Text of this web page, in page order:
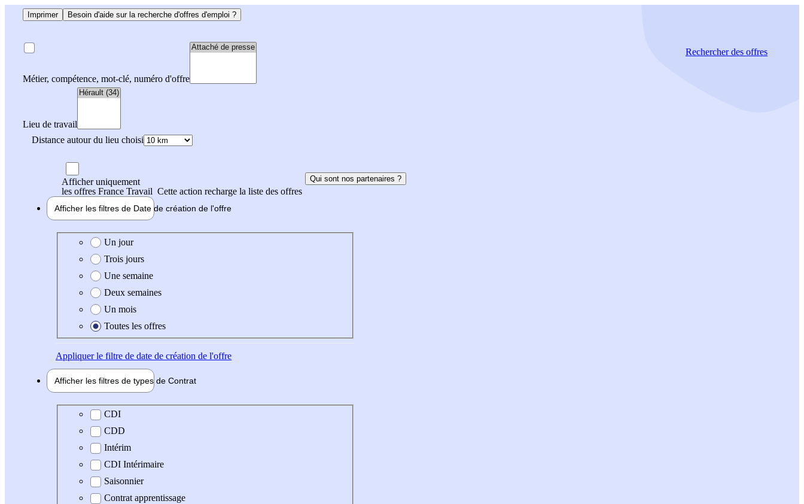
Imprimer Besoin d'aide sur la recherche d'offres d'emploi ?
Métier, compétence, mot-clé, numéro d'offre
Lieu de travail
Distance autour du lieu choisi
Rechercherdes offres
Afficher uniquement
les offres France Travail Cette action recharge la liste des offres
Qui sont nos partenaires ?
Afficher les filtres de Date de création de l'offre
Date de création de l'offre
Un jour
Trois jours
Une semaine
Deux semaines
Un mois
Toutes les offres
Appliquerle filtre de date de création de l'offre
Afficher les filtres de types de Contrat
Type de contrat
CDI
CDD
Intérim
CDI Intérimaire
Saisonnier
Contrat apprentissage